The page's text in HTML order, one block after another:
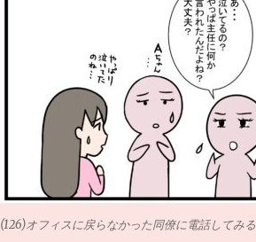
(126)オフィスに戻らなかった同僚に電話してみる